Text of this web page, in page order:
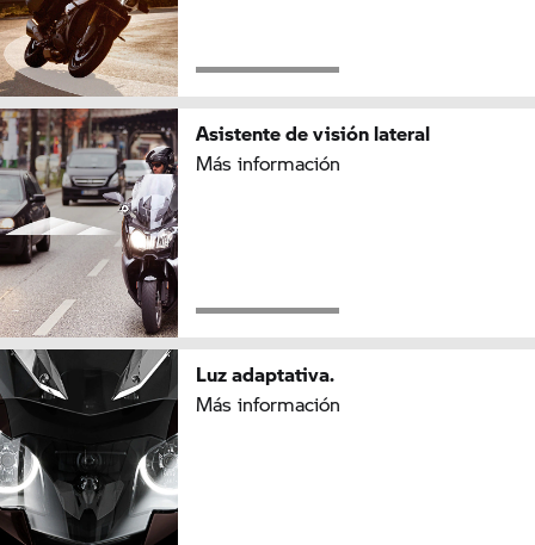
Asistente de visión lateral
Más información
Luz adaptativa.
Más información